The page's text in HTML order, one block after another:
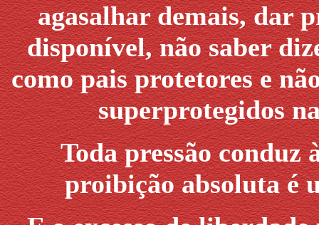
agasalhar demais, dar
disponível, não saber
como pais protetores e
superprotegidos
Toda pressão conduz
proibição absoluta é